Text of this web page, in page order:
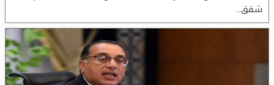
شقق...